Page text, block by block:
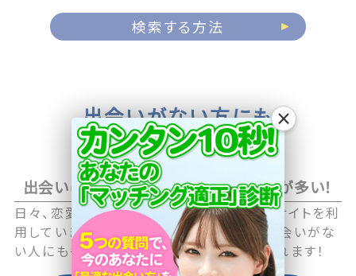
検索する方法
出会いがない方にも
お相手が見つかる
出会いに積極的なアクティブユーザーが多い！
日々、恋愛や恋活に積極的な男性・女性がサイトを利
用していますので職場や日常生活の中で出会いがな
い人にも毎日新しい出会いのチャンスが訪れます！
×